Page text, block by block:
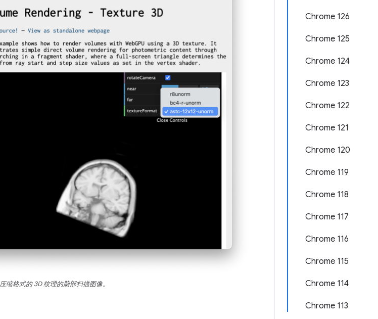
Chrome 126
Chrome 125
Chrome 124
Chrome 123
Chrome 122
Chrome 121
Chrome 120
Chrome 119
Chrome 118
Chrome 117
Chrome 116
Chrome 115
Chrome 114
Chrome 113
缩格式的 3D 纹理的脑部扫描图像。